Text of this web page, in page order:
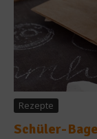
Rezepte
Schüler-